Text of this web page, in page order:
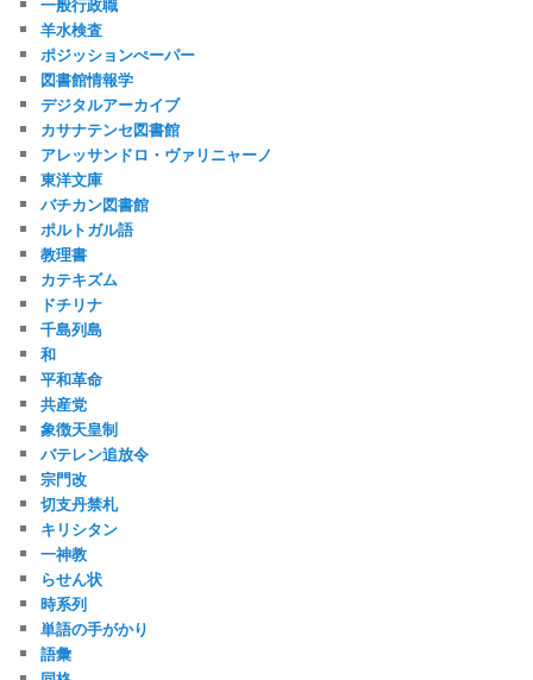
一般行政職
羊水検査
ポジッションぺーパー
図書館情報学
デジタルアーカイブ
カサナテンセ図書館
アレッサンドロ・ヴァリニャーノ
東洋文庫
バチカン図書館
ポルトガル語
教理書
カテキズム
ドチリナ
千島列島
和
平和革命
共産党
象徴天皇制
バテレン追放令
宗門改
切支丹禁札
キリシタン
一神教
らせん状
時系列
単語の手がかり
語彙